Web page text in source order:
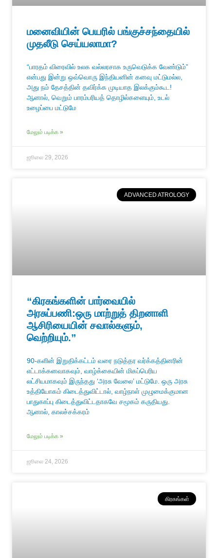
மனைவியின் பெயரில் பங்குச்சந்தையில்
முதலீடு செய்யலாமா?
“பாரதம் விரைவில் உலக வல்லரசாக உருவெடுக்க வேண்டும்”
என்பது இன்று ஒவ்வொரு இந்தியனின் கனவு மட்டுமல்ல,
அது நம் தேசத்தின் தவிர்க்க முடியாத இலக்கும்கூட!
ஆனால், வெறும் பாரம்பரியத் தொழில்களையும், உடல்
உழைப்பை மட்டுமே
மேலும் படிக்க »
ஜூலை 29, 2026
ADVANCED ATROLOGY
“கிரகங்களின் பார்வையில்
அரசுப்பணி:ஒரு மாற்றுத் திறனாளி
ஆசிரியையின் சவால்களும்,
வெற்றியும்.”
90-களின் இறுதிக்கட்டம் வரை நடுத்தர வர்க்கத்தினரின்
எட்டாக்கனவாகவும், வாழ்க்கையின் மிகப்பெரிய
லட்சியமாகவும் இருந்தது ‘அரசு வேலை’ மட்டுமே. ஒரு அரசு
உத்தியோகம் கிடைத்துவிட்டால், வாழ்நாள் முழுமைக்குமான
பாதுகாப்பு கிடைத்துவிட்டதாகவே சமூகம் கருதியது.
ஆனால், காலச்சக்கரம்
மேலும் படிக்க »
ஜூலை 24, 2026
கிரகங்கள்